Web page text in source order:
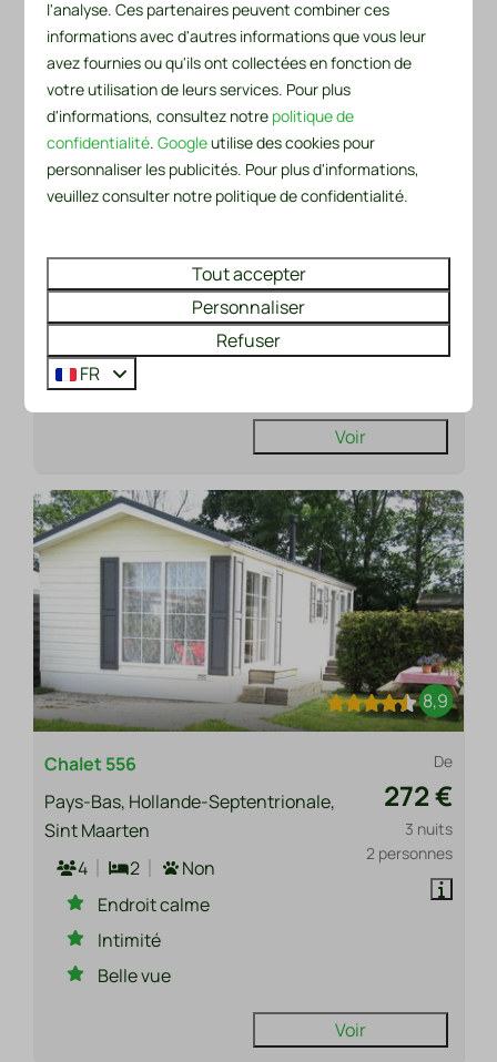
8,7
3 nuits
2 personnes
Chalet 521 au Recreatiepark De
Wielen
Pays-Bas, Hollande-Septentrionale,
Sint Maarten
Climatisation
jardin entièrement clos
grande terrasse
trois chambres
Voir
8,9
De
272 €
3 nuits
2 personnes
Chalet 556
Pays-Bas, Hollande-Septentrionale,
Sint Maarten
4
2
Non
Endroit calme
Intimité
Belle vue
Voir
l'analyse. Ces partenaires peuvent combiner ces
informations avec d'autres informations que vous leur
avez fournies ou qu'ils ont collectées en fonction de
votre utilisation de leurs services. Pour plus
d'informations, consultez notre politique de
confidentialité.Googleutilise des cookies pour
personnaliser les publicités. Pour plus d'informations,
veuillez consulter notre politique de confidentialité.
Tout accepter
Personnaliser
Refuser
FR